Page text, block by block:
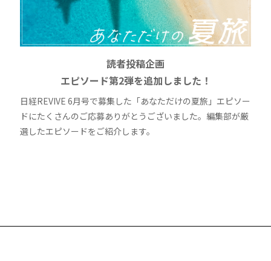
読者投稿企画
エピソード第2弾を追加しました！
日経REVIVE 6月号で募集した「あなただけの夏旅」エピソー
ドにたくさんのご応募ありがとうございました。編集部が厳
選したエピソードをご紹介します。